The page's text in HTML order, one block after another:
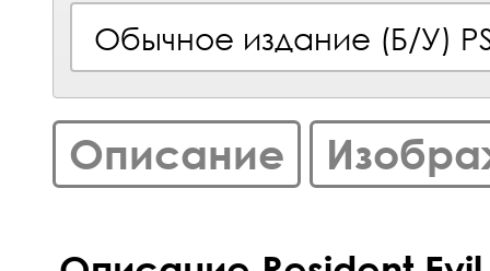
Обычное издание (Б/У)
Описание